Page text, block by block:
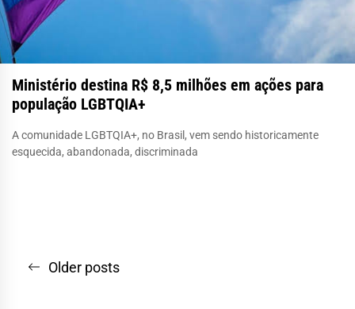
Ministério destina R$ 8,5 milhões em ações para
população LGBTQIA+
A comunidade LGBTQIA+, no Brasil, vem sendo historicamente
esquecida, abandonada, discriminada
Navegação
Older posts